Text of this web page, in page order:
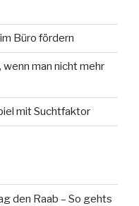
Büro fördern
man nicht mehr
mit Suchtfaktor
den Raab – So gehts